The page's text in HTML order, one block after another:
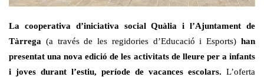
La cooperativa d’iniciativa social Quàlia i l’Ajuntament de
Tàrrega (a través de les regidories d’Educació i Esports) han
presentat una nova edició de les activitats de lleure per a infants
i joves durant l’estiu, període de vacances escolars. L’oferta